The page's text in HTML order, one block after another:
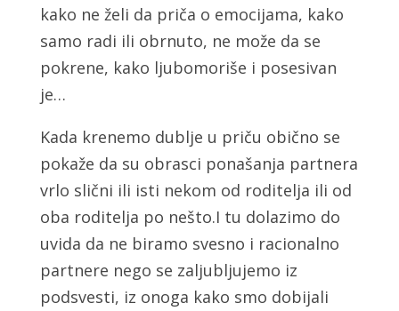
kako ne želi da priča o emocijama, kako
samo radi ili obrnuto, ne može da se
pokrene, kako ljubomoriše i posesivan
je…
Kada krenemo dublje u priču obično se
pokaže da su obrasci ponašanja partnera
vrlo slični ili isti nekom od roditelja ili od
oba roditelja po nešto.I tu dolazimo do
uvida da ne biramo svesno i racionalno
partnere nego se zaljubljujemo iz
podsvesti, iz onoga kako smo dobijali